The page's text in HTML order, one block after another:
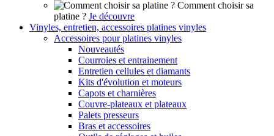
Comment choisir sa
platine ? Je découvre
Vinyles, entretien, accessoires platines vinyles
Accessoires pour platines vinyles
Nouveautés
Courroies et entrainement
Entretien cellules et diamants
Kits d'évolution et moteurs
Capots et charnières
Couvre-plateaux et plateaux
Palets presseurs
Bras et accessoires